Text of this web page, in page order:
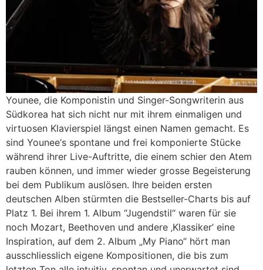
Younee, die Komponistin und Singer-Songwriterin aus
Südkorea hat sich nicht nur mit ihrem einmaligen und
virtuosen Klavierspiel längst einen Namen gemacht. Es
sind Younee‘s spontane und frei komponierte Stücke
während ihrer Live-Auftritte, die einem schier den Atem
rauben können, und immer wieder grosse Begeisterung
bei dem Publikum auslösen. Ihre beiden ersten
deutschen Alben stürmten die Bestseller-Charts bis auf
Platz 1. Bei ihrem 1. Album “Jugendstil“ waren für sie
noch Mozart, Beethoven und andere ‚Klassiker’ eine
Inspiration, auf dem 2. Album „My Piano“ hört man
ausschliesslich eigene Kompositionen, die bis zum